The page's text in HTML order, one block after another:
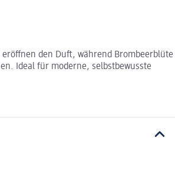
den Duft, während Brombeerblüte
Ideal für moderne, selbstbewusste